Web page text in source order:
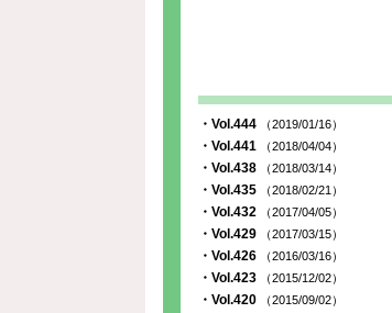
・Vol.444 （2019/01/16）
・Vol.441 （2018/04/04）
・Vol.438 （2018/03/14）
・Vol.435 （2018/02/21）
・Vol.432 （2017/04/05）
・Vol.429 （2017/03/15）
・Vol.426 （2016/03/16）
・Vol.423 （2015/12/02）
・Vol.420 （2015/09/02）